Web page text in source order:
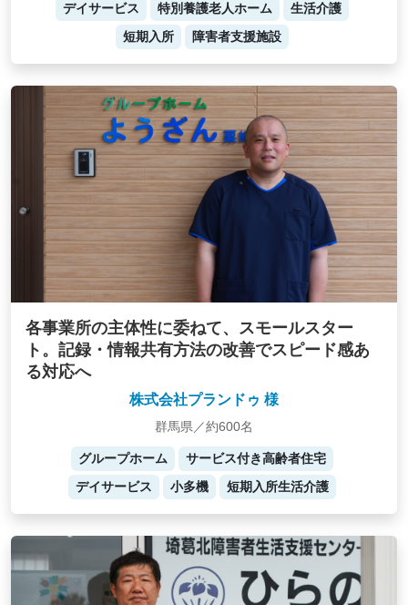
デイサービス 特別養護老人ホーム
生活介護
短期入所
障害者支援施設
各事業所の主体性に委ねて、スモールスター
ト。記録・情報共有方法の改善でスピード感あ
る対応へ
株式会社プランドゥ 様
群馬県／約600名
グループホーム
サービス付き高齢者住宅
デイサービス
小多機 短期入所生活介護